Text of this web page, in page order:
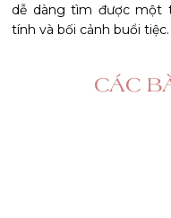
dễ dàng tìm được một
tính và bối cảnh buổi tiệc.
CÁC